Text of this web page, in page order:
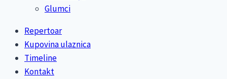
Glumci
Repertoar
Kupovina ulaznica
Timeline
Kontakt